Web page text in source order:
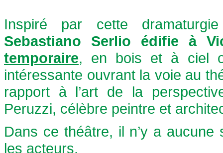
Inspiré par cette
Sebastiano Serlio édifie à
temporaire, en bois et à ciel
intéressante ouvrant la voie au
rapport à l’art de la
Peruzzi, célèbre peintre et
Dans ce théâtre, il n’y a
les acteurs.